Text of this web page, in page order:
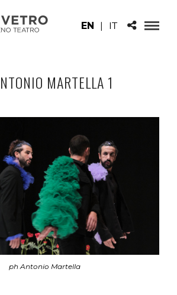
EN | IT
MARTELLA 1
ph Antonio Martella